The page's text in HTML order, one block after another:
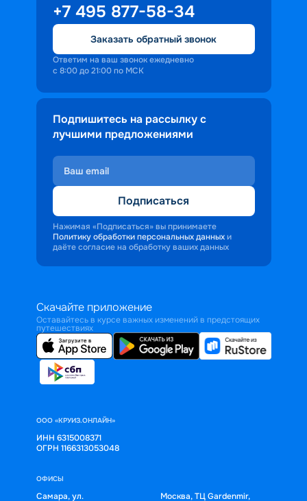
+7 495 877-58-34
Заказать обратный звонок
Ответим на ваш звонок ежедневно
с 8:00 до 21:00 по МСК
Подпишитесь на рассылку с
лучшими предложениями
Подписаться
Нажимая «Подписаться» вы принимаете
Политику обработки персональных данных и
даёте согласие на обработку ваших данных
Скачайте приложение
Оставайтесь в курсе важных изменений в предстоящих
путешествиях
ООО «КРУИЗ.ОНЛАЙН»
ИНН 6315008371
ОГРН 1166313053048
ОФИСЫ
Самара, ул. Москва, ТЦ Gardenmir,